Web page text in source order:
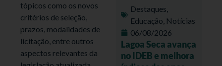
tópicos como os novos
critérios de seleção,
prazos, modalidades de
licitação, entre outros
aspectos relevantes da
Destaques,
Educação, Notícias
06/08/2026
Lagoa Seca avança
no IDEB e melhora